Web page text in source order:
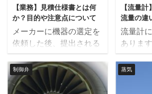
をどれだけ高真空にでき
るかによって発電所全体
の効率が大きく変わ ...
になり
には「
管系統図は機器やバルブ
の接続方法や位置関係が
分かる図面でP＆
ID（Piping ＆
Instrument Diagram）と
も呼ばれます。 配管系統
図には主に次のような情
側から
に納入
や図面
す。 購
体の流
のよう
【業務】見積仕様書とは何
か？目的や注意点について
メーカーに機器の選定を
依頼した後、提出される
書類の１つとして見積仕
様書があります。 この記
事では、見積仕様書とは
何かについて解説しま
【流量
流量の違
流量計
ありま
大きく
示すも
すもの
す。
制御弁 蒸気